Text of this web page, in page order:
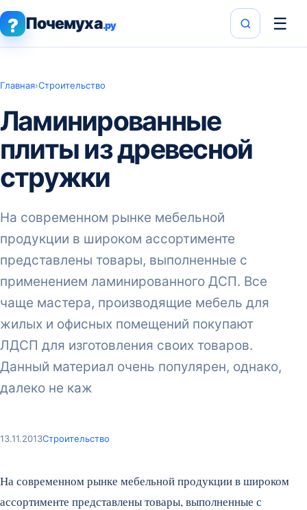
? Почемуха.ру ☰
Главная›Строительство
Ламинированные
плиты из древесной
стружки
На современном рынке мебельной
продукции в широком ассортименте
представлены товары, выполненные с
применением ламинированного ДСП. Все
чаще мастера, производящие мебель для
жилых и офисных помещений покупают
ЛДСП для изготовления своих товаров.
Данный материал очень популярен, однако,
далеко не каж
13.11.2013Строительство
На современном рынке мебельной продукции в широком
ассортименте представлены товары, выполненные с